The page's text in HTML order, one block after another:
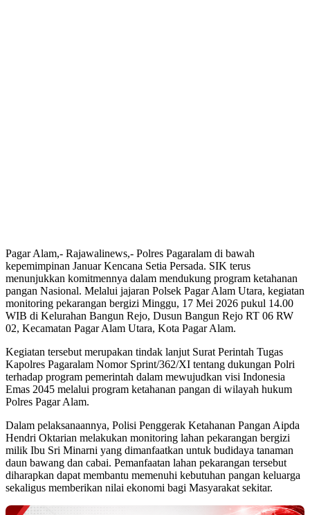
Pagar Alam,- Rajawalinews,- Polres Pagaralam di bawah
kepemimpinan Januar Kencana Setia Persada. SIK terus
menunjukkan komitmennya dalam mendukung program ketahanan
pangan Nasional. Melalui jajaran Polsek Pagar Alam Utara, kegiatan
monitoring pekarangan bergizi Minggu, 17 Mei 2026 pukul 14.00
WIB di Kelurahan Bangun Rejo, Dusun Bangun Rejo RT 06 RW
02, Kecamatan Pagar Alam Utara, Kota Pagar Alam.
Kegiatan tersebut merupakan tindak lanjut Surat Perintah Tugas
Kapolres Pagaralam Nomor Sprint/362/XI tentang dukungan Polri
terhadap program pemerintah dalam mewujudkan visi Indonesia
Emas 2045 melalui program ketahanan pangan di wilayah hukum
Polres Pagar Alam.
Dalam pelaksanaannya, Polisi Penggerak Ketahanan Pangan Aipda
Hendri Oktarian melakukan monitoring lahan pekarangan bergizi
milik Ibu Sri Minarni yang dimanfaatkan untuk budidaya tanaman
daun bawang dan cabai. Pemanfaatan lahan pekarangan tersebut
diharapkan dapat membantu memenuhi kebutuhan pangan keluarga
sekaligus memberikan nilai ekonomi bagi Masyarakat sekitar.